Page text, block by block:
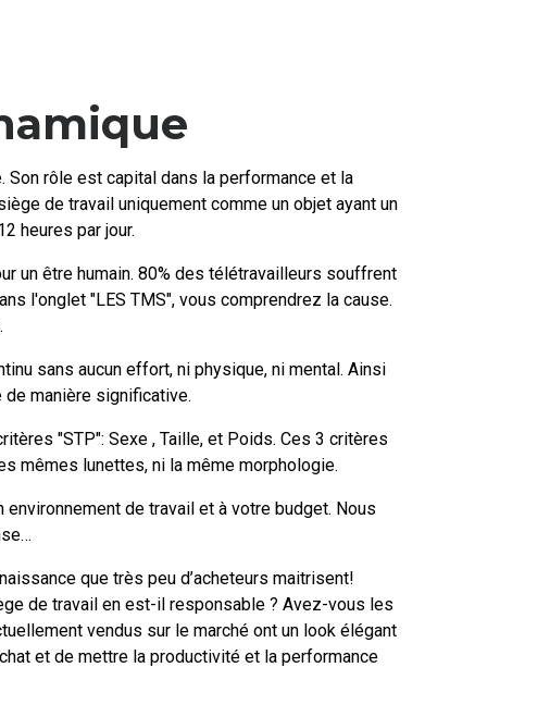
Son rôle est capital dans la performance et la
de travail uniquement comme un objet ayant un
heures par jour.
un être humain. 80% des télétravailleurs souffrent
l'onglet "LES TMS", vous comprendrez la cause.
sans aucun effort, ni physique, ni mental. Ainsi
manière significative.
"STP": Sexe , Taille, et Poids. Ces 3 critères
mêmes lunettes, ni la même morphologie.
de travail et à votre budget. Nous
que très peu d’acheteurs maitrisent!
de travail en est-il responsable ? Avez-vous les
vendus sur le marché ont un look élégant
et de mettre la productivité et la performance